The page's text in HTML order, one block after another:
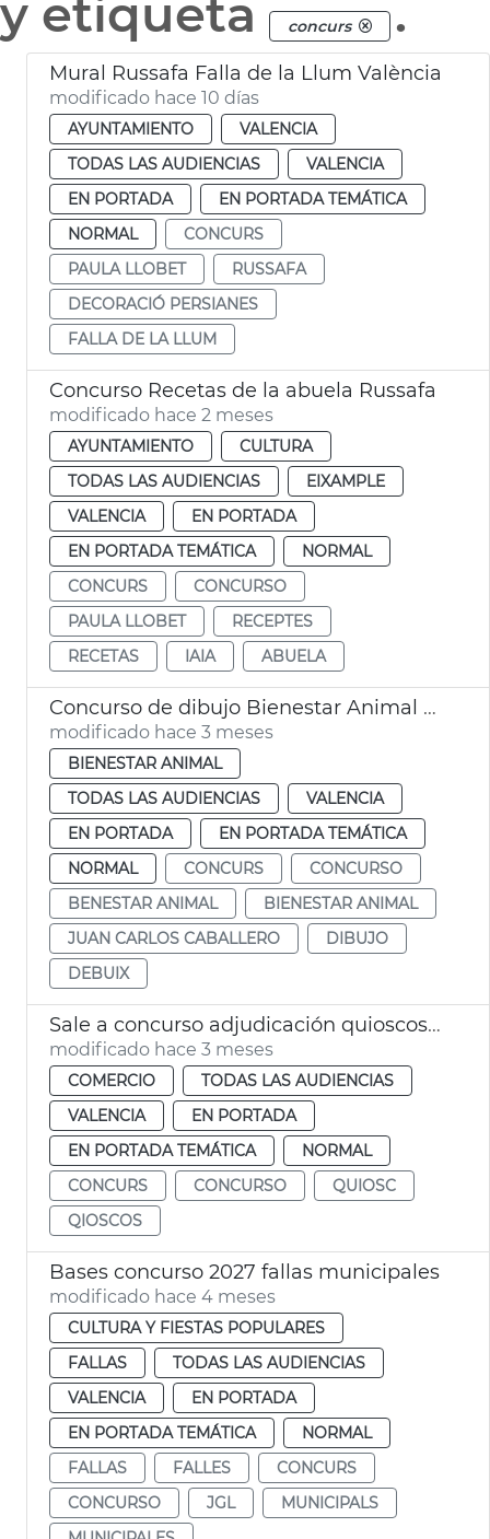
y etiqueta concurs .
Mural Russafa Falla de la Llum València
modificado hace 10 días
AYUNTAMIENTO
VALENCIA
TODAS LAS AUDIENCIAS
VALENCIA
EN PORTADA
EN PORTADA TEMÁTICA
NORMAL
CONCURS
PAULA LLOBET
RUSSAFA
DECORACIÓ PERSIANES
FALLA DE LA LLUM
Concurso Recetas de la abuela Russafa
modificado hace 2 meses
AYUNTAMIENTO
CULTURA
TODAS LAS AUDIENCIAS
EIXAMPLE
VALENCIA
EN PORTADA
EN PORTADA TEMÁTICA
NORMAL
CONCURS
CONCURSO
PAULA LLOBET
RECEPTES
RECETAS
IAIA ABUELA
Concurso de dibujo Bienestar Animal València
modificado hace 3 meses
BIENESTAR ANIMAL
TODAS LAS AUDIENCIAS
VALENCIA
EN PORTADA
EN PORTADA TEMÁTICA
NORMAL
CONCURS
CONCURSO
BENESTAR ANIMAL
BIENESTAR ANIMAL
JUAN CARLOS CABALLERO
DIBUJO
DEBUIX
Sale a concurso adjudicación quioscos vacíos València
modificado hace 3 meses
COMERCIO
TODAS LAS AUDIENCIAS
VALENCIA
EN PORTADA
EN PORTADA TEMÁTICA
NORMAL
CONCURS
CONCURSO
QUIOSC
QIOSCOS
Bases concurso 2027 fallas municipales
modificado hace 4 meses
CULTURA Y FIESTAS POPULARES
FALLAS
TODAS LAS AUDIENCIAS
VALENCIA
EN PORTADA
EN PORTADA TEMÁTICA
NORMAL
FALLAS
FALLES
CONCURS
CONCURSO
JGL
MUNICIPALS